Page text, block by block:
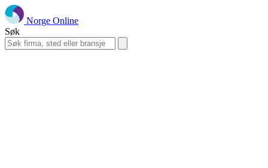
Norge Online
Søk